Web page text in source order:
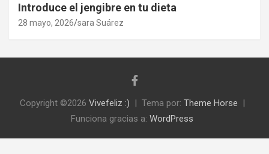
Introduce el jengibre en tu dieta
28 mayo, 2026 sara Suárez
Copyright ©2026 Vivefeliz :) Tema por: Theme Horse
Funciona gracias a: WordPress